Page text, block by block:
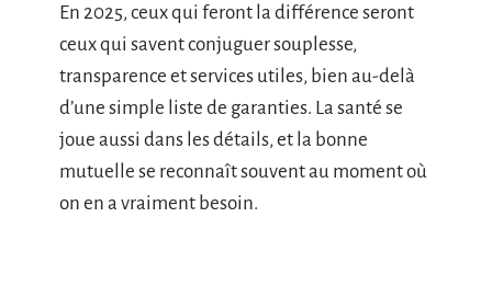
En 2025, ceux qui feront la différence seront
ceux qui savent conjuguer souplesse,
transparence et services utiles, bien au-delà
d’une simple liste de garanties. La santé se
joue aussi dans les détails, et la bonne
mutuelle se reconnaît souvent au moment où
on en a vraiment besoin.